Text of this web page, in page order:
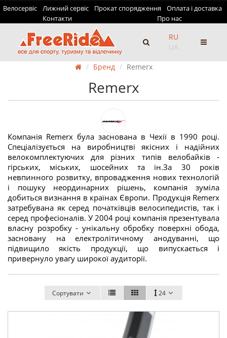
Велосервіс Лижний сервіс Прокат спорядження
Оплата і доставка
Контакти
Про нас
RU
UA
Бренд Remerx
Remerx
Компанія Remerx була заснована в Чехії в 1990 році.
Спеціалізується на виробництві якісних і надійних
велокомплектуючих для різних типів велобайків -
гірських, міських, шосейних та ін.За 30 років
невпинного розвитку, впровадження нових технологій
і пошуку неординарних рішень, компанія зуміла
добиться визнання в країнах Європи. Продукція Remerx
затребувана як серед початківців велосипедистів, так і
серед професіоналів. У 2004 році компанія презентувала
власну розробку - унікальну обробку поверхні обода,
засновану на електролітичному анодуванні, що
підвищило якість продукції, що випускається і
привернуло увагу широкої аудиторії.
Сортувати 24